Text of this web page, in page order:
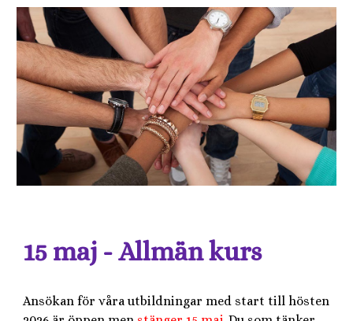
15 maj - Allmän kurs
Ansökan för våra utbildningar med start till hösten